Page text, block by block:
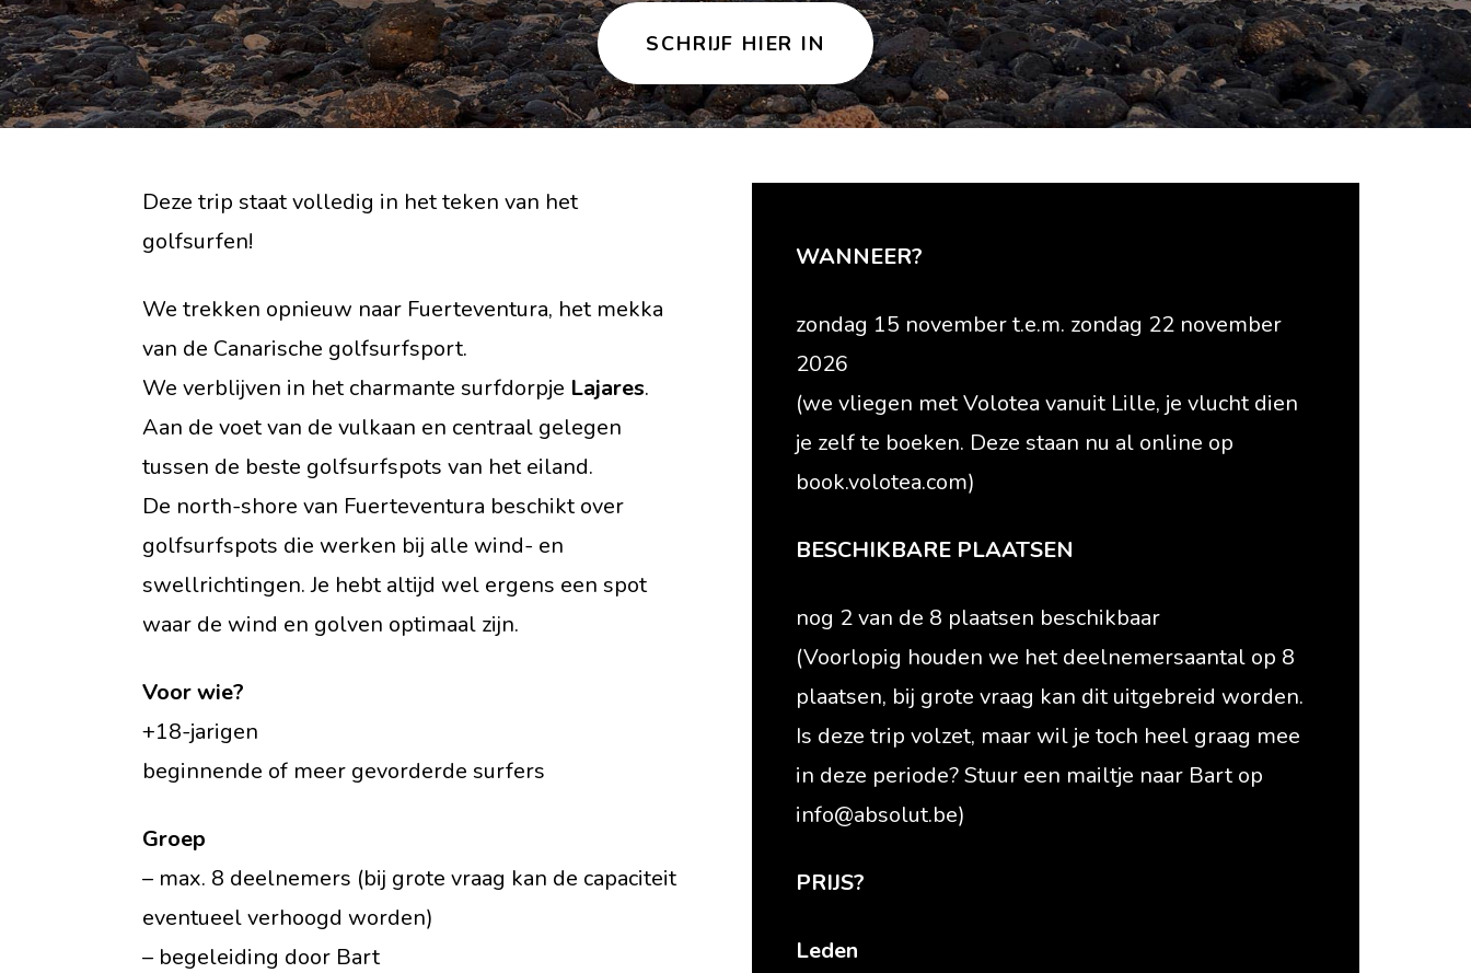
SCHRIJF HIER IN
Deze trip staat volledig in het teken van het
golfsurfen!
We trekken opnieuw naar Fuerteventura, het mekka
van de Canarische golfsurfsport.
We verblijven in het charmante surfdorpje Lajares.
Aan de voet van de vulkaan en centraal gelegen
tussen de beste golfsurfspots van het eiland.
De north-shore van Fuerteventura beschikt over
golfsurfspots die werken bij alle wind- en
swellrichtingen. Je hebt altijd wel ergens een spot
waar de wind en golven optimaal zijn.
Voor wie?
+18-jarigen
beginnende of meer gevorderde surfers
Groep
– max. 8 deelnemers (bij grote vraag kan de capaciteit
eventueel verhoogd worden)
– begeleiding door Bart
WANNEER?
zondag 15 november t.e.m. zondag 22 november
2026
(we vliegen met Volotea vanuit Lille, je vlucht dien
je zelf te boeken. Deze staan nu al online op
book.volotea.com)
BESCHIKBARE PLAATSEN
nog 2 van de 8 plaatsen beschikbaar
(Voorlopig houden we het deelnemersaantal op 8
plaatsen, bij grote vraag kan dit uitgebreid worden.
Is deze trip volzet, maar wil je toch heel graag mee
in deze periode? Stuur een mailtje naar Bart op
info@absolut.be)
PRIJS?
Leden